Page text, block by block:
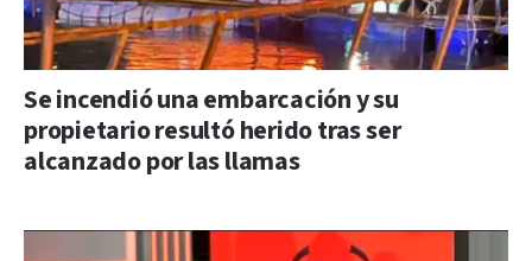
Se incendió una embarcación y su
propietario resultó herido tras ser
alcanzado por las llamas